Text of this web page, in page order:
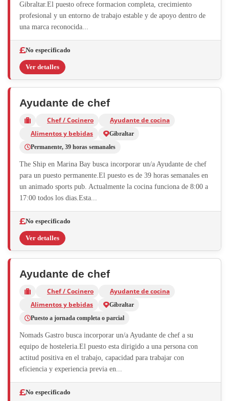
Gibraltar.El puesto ofrece formacion completa, crecimiento
profesional y un entorno de trabajo estable y de apoyo dentro de
una marca reconocida...
No especificado
Ver detalles
Ayudante de chef
Chef / Cocinero
Ayudante de cocina
Alimentos y bebidas
Gibraltar
Permanente, 39 horas semanales
The Ship en Marina Bay busca incorporar un/a Ayudante de chef
para un puesto permanente.El puesto es de 39 horas semanales en
un animado sports pub. Actualmente la cocina funciona de 8:00 a
17:00 todos los dias.Esta...
No especificado
Ver detalles
Ayudante de chef
Chef / Cocinero
Ayudante de cocina
Alimentos y bebidas
Gibraltar
Puesto a jornada completa o parcial
Nomads Gastro busca incorporar un/a Ayudante de chef a su
equipo de hosteleria.El puesto esta dirigido a una persona con
actitud positiva en el trabajo, capacidad para trabajar con
eficiencia y experiencia previa en...
No especificado